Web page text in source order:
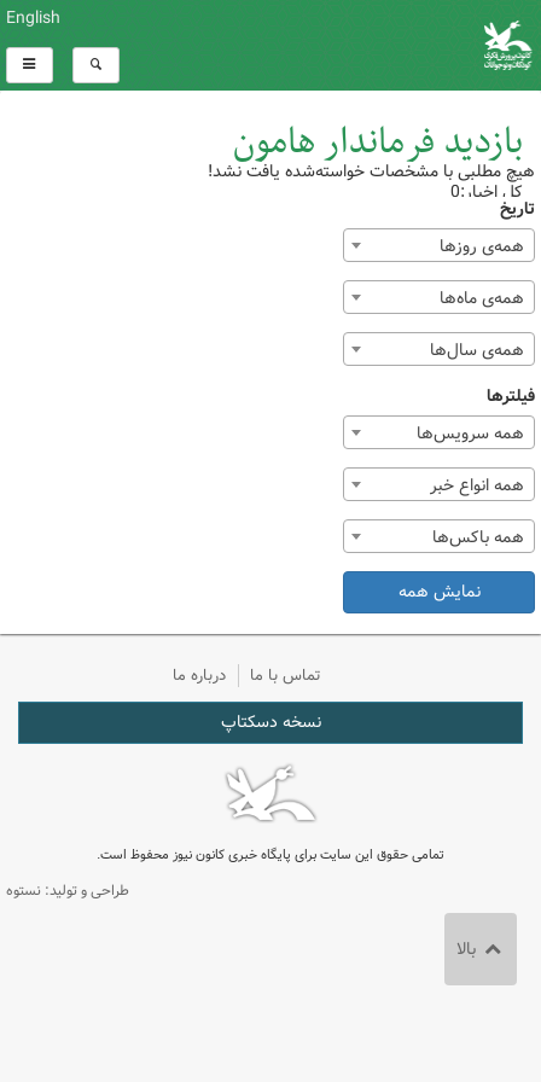
English
بازدید فرماندار هامون
کل اخبار:0
هیچ مطلبی با مشخصات خواسته‌شده یافت نشد!
تاریخ
همه‌ی روزها
همه‌ی ماه‌ها
همه‌ی سال‌ها
فیلترها
همه سرویس‌ها
همه انواع خبر
همه باکس‌ها
نمایش همه
تماس با ما درباره ما
نسخه دسکتاپ
تمامی حقوق این سایت برای پایگاه خبری کانون نیوز محفوظ است.
طراحی و تولید: نستوه
بالا